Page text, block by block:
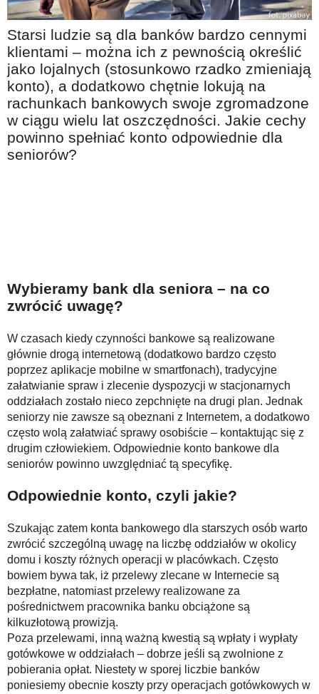
Na wesoło
Hobby i pasje
Żyj aktywnie
60plus - najcenniejsi klienci
Dobra opieka
Warto naśladować
Coś dla ducha
Z internetem za pan brat
Bezpiecznie i w zgodzie z prawem
Starsi ludzie są dla banków bardzo cennymi
klientami – można ich z pewnością określić
jako lojalnych (stosunkowo rzadko zmieniają
konto), a dodatkowo chętnie lokują na
rachunkach bankowych swoje zgromadzone
w ciągu wielu lat oszczędności. Jakie cechy
powinno spełniać konto odpowiednie dla
seniorów?
Wybieramy bank dla seniora – na co
zwrócić uwagę?
W czasach kiedy czynności bankowe są realizowane
głównie drogą internetową (dodatkowo bardzo często
poprzez aplikacje mobilne w smartfonach), tradycyjne
załatwianie spraw i zlecenie dyspozycji w stacjonarnych
oddziałach zostało nieco zepchnięte na drugi plan. Jednak
seniorzy nie zawsze są obeznani z Internetem, a dodatkowo
często wolą załatwiać sprawy osobiście – kontaktując się z
drugim człowiekiem. Odpowiednie konto bankowe dla
seniorów powinno uwzględniać tą specyfikę.
Odpowiednie konto, czyli jakie?
Szukając zatem konta bankowego dla starszych osób warto
zwrócić szczególną uwagę na liczbę oddziałów w okolicy
domu i koszty różnych operacji w placówkach. Często
bowiem bywa tak, iż przelewy zlecane w Internecie są
bezpłatne, natomiast przelewy realizowane za
pośrednictwem pracownika banku obciążone są
kilkuzłotową prowizją.
Poza przelewami, inną ważną kwestią są wpłaty i wypłaty
gotówkowe w oddziałach – dobrze jeśli są zwolnione z
pobierania opłat. Niestety w sporej liczbie banków
poniesiemy obecnie koszty przy operacjach gotówkowych w